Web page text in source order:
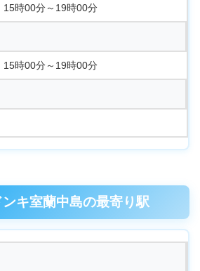
時00分～19時00分
時00分～19時00分
キ室蘭中島の最寄り駅